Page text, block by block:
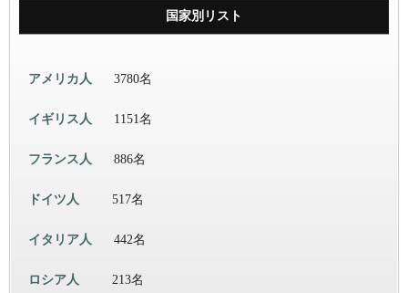
国家別リスト
アメリカ人 3780名
イギリス人 1151名
フランス人 886名
ドイツ人 517名
イタリア人 442名
ロシア人 213名